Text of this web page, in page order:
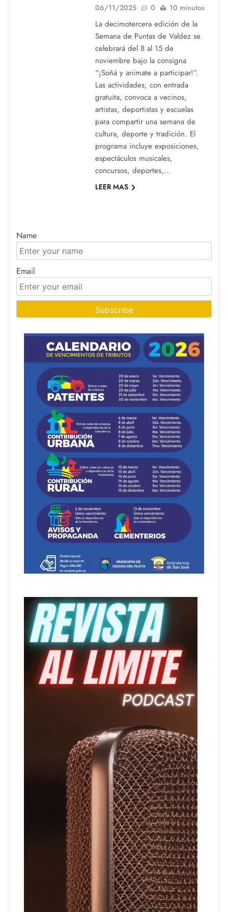
06/11/2025
0 10 minutos
La decimotercera edición de la
Semana de Puntas de Valdez se
celebrará del 8 al 15 de
noviembre bajo la consigna
“¡Soñá y animate a participar!”.
Las actividades, con entrada
gratuita, convoca a vecinos,
artistas, deportistas y escuelas
para compartir una semana de
cultura, deporte y tradición. El
programa incluye exposiciones,
espectáculos musicales,
concursos, deportes,…
LEER MAS
Name
Email